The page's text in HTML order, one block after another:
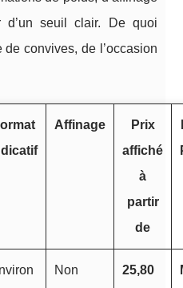
seuil clair. De quoi
convives, de l’occasion
Affinage
Prix
affiché
à
partir
de
Non
25,80